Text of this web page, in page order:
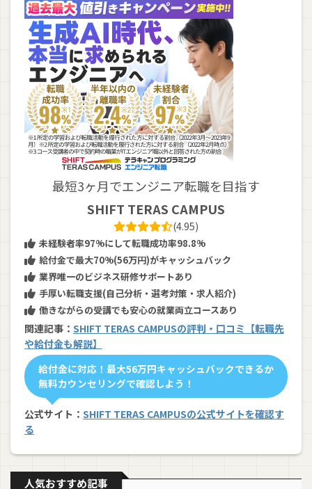
最短3ヶ月でエンジニア転職を目指す
SHIFT TERAS CAMPUS
(4.95)
未経験者率97%にして転職成功率98.8%
給付金で最大70%(56万円)がキャッシュバック
業界唯一のビジネス研修サポートあり
手厚い転職支援(自己分析・選考対策・求人紹介)
働きながらの受講でも安心の就業両立コースあり
関連記事： SHIFT TERAS CAMPUSの評判・口コミ【転職先
や給付金も解説】
給付金に対応！最大56万円キャッシュバックできるか
無料カウンセリングで確認しよう！
公式サイト： SHIFT TERAS CAMPUSの公式サイトを確認す
る
人気おすすめ記事